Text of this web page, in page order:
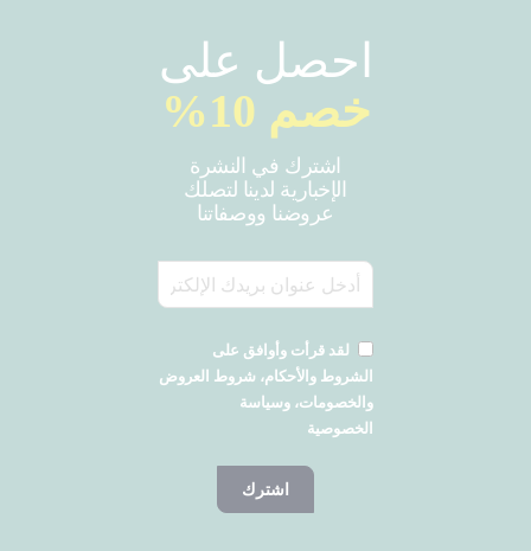
احصل على
خصم 10%
اشترك في النشرة
الإخبارية لدينا لتصلك
عروضنا ووصفاتنا
لقد قرأت وأوافق على
الشروط والأحكام، شروط العروض
والخصومات، وسياسة
الخصوصية
اشترك